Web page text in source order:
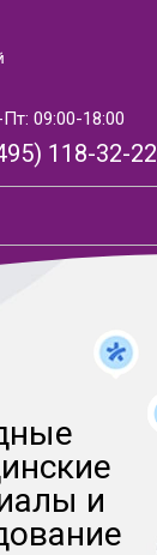
09:00-18:00
118-32-22
и